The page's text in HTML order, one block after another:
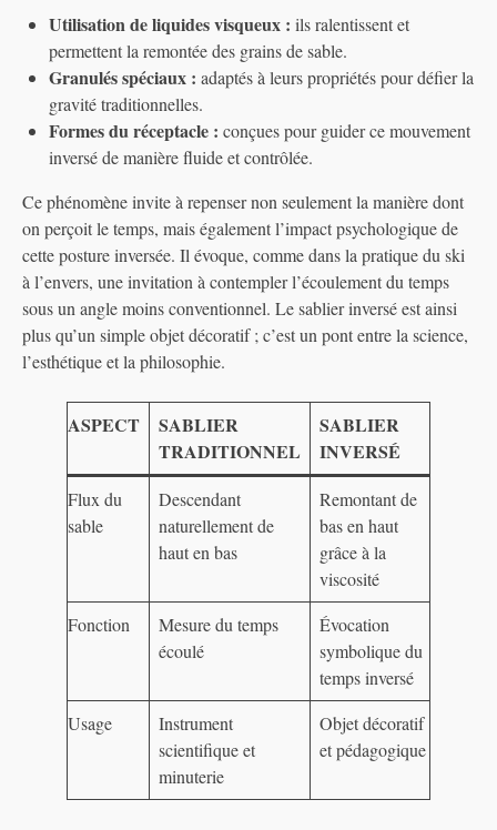
Utilisation de liquides visqueux : ils ralentissent et
permettent la remontée des grains de sable.
Granulés spéciaux : adaptés à leurs propriétés pour défier la
gravité traditionnelles.
Formes du réceptacle : conçues pour guider ce mouvement
inversé de manière fluide et contrôlée.
Ce phénomène invite à repenser non seulement la manière dont
on perçoit le temps, mais également l’impact psychologique de
cette posture inversée. Il évoque, comme dans la pratique du ski
à l’envers, une invitation à contempler l’écoulement du temps
sous un angle moins conventionnel. Le sablier inversé est ainsi
plus qu’un simple objet décoratif ; c’est un pont entre la science,
l’esthétique et la philosophie.
ASPECT
SABLIER
TRADITIONNEL
SABLIER
INVERSÉ
Flux du
sable
Descendant
naturellement de
haut en bas
Remontant de
bas en haut
grâce à la
viscosité
Fonction
Mesure du temps
écoulé
Évocation
symbolique du
temps inversé
Usage
Instrument
scientifique et
minuterie
Objet décoratif
et pédagogique